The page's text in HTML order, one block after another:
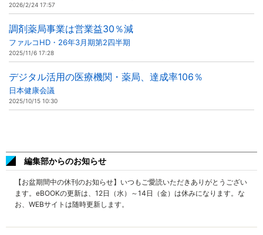
2026/2/24 17:57
調剤薬局事業は営業益30％減
ファルコHD・26年3月期第2四半期
2025/11/6 17:28
デジタル活用の医療機関・薬局、達成率106％
日本健康会議
2025/10/15 10:30
編集部からのお知らせ
【お盆期間中の休刊のお知らせ】いつもご愛読いただきありがとうござい
ます。eBOOKの更新は、12日（水）～14日（金）は休みになります。な
お、WEBサイトは随時更新します。